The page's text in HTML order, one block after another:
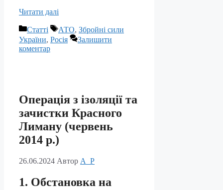
Читати далі
Категорії
Статті Позначки
АТО, Збройні сили
України, Росія
Залишити
коментар
Операція з ізоляції та
зачистки Красного
Лиману (червень
2014 р.)
26.06.2024 Автор A_P
1. Обстановка на